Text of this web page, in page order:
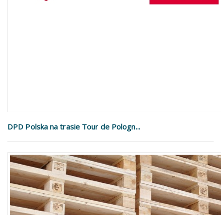
DPD Polska na trasie Tour de Pologn...